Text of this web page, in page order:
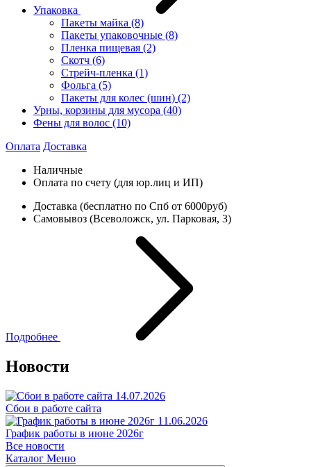
Упаковка
Пакеты майка (8)
Пакеты упаковочные (8)
Пленка пищевая (2)
Скотч (6)
Стрейч-пленка (1)
Фольга (5)
Пакеты для колес (шин) (2)
Урны, корзины для мусора (40)
Фены для волос (10)
Оплата Доставка
Наличные
Оплата по счету (для юр.лиц и ИП)
Доставка (бесплатно по Спб от 6000руб)
Самовывоз (Всеволожск, ул. Парковая, 3)
Подробнее
Новости
14.07.2026
Сбои в работе сайта
11.06.2026
График работы в июне 2026г
Все новости
Каталог Меню